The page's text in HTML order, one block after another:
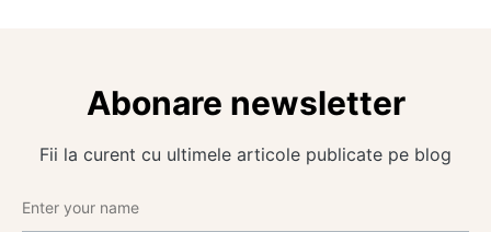
Abonare newsletter
Fii la curent cu ultimele articole publicate pe blog